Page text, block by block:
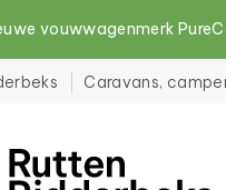
Caravans,
vouwwagenmerk